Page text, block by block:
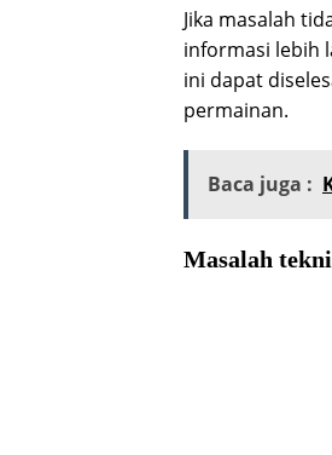
Jika masalah
informasi lebih
ini dapat
permainan.
Baca juga :
Masalah